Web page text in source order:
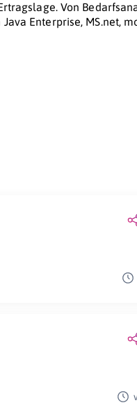
Von
Enterprise, MS.net,